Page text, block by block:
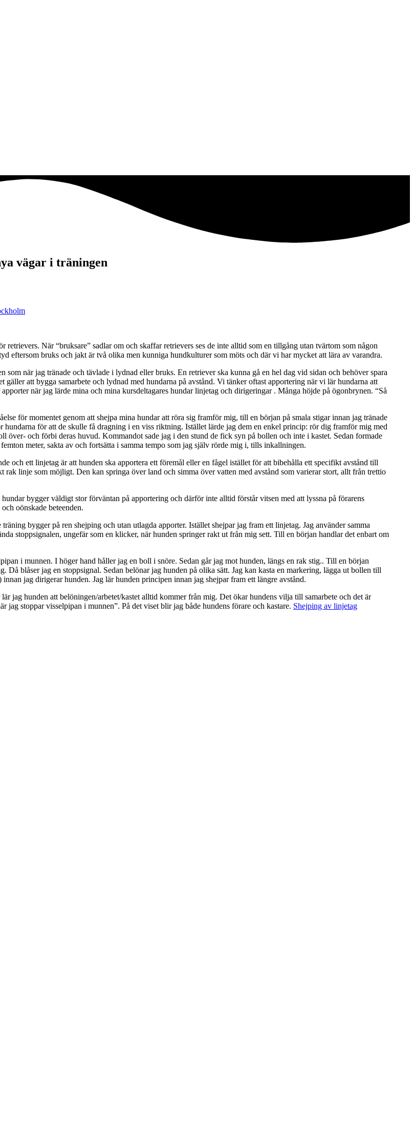
vägar i träningen
När “bruksare” sadlar om och skaffar retrievers ses de inte alltid som en tillgång utan tvärtom som någon
eftersom bruks och jakt är två olika men kunniga hundkulturer som möts och där vi har mycket att lära av varandra.
när jag tränade och tävlade i lydnad eller bruks. En retriever ska kunna gå en hel dag vid sidan och behöver spara
att bygga samarbete och lydnad med hundarna på avstånd. Vi tänker oftast apportering när vi lär hundarna att
när jag lärde mina och mina kursdeltagares hundar linjetag och dirigeringar . Många höjde på ögonbrynen. “Så
för momentet genom att shejpa mina hundar att röra sig framför mig, till en början på smala stigar innan jag tränade
för att de skulle få dragning i en viss riktning. Istället lärde jag dem en enkel princip: rör dig framför mig med
över- och förbi deras huvud. Kommandot sade jag i den stund de fick syn på bollen och inte i kastet. Sedan formade
meter, sakta av och fortsätta i samma tempo som jag själv rörde mig i, tills inkallningen.
och ett linjetag är att hunden ska apportera ett föremål eller en fågel istället för att bibehålla ett specifikt avstånd till
linje som möjligt. Den kan springa över land och simma över vatten med avstånd som varierar stort, allt från trettio
bygger väldigt stor förväntan på apportering och därför inte alltid förstår vitsen med att lyssna på förarens
oönskade beteenden.
bygger på ren shejping och utan utlagda apporter. Istället shejpar jag fram ett linjetag. Jag använder samma
stoppsignalen, ungefär som en klicker, när hunden springer rakt ut från mig sett. Till en början handlar det enbart om
i munnen. I höger hand håller jag en boll i snöre. Sedan går jag mot hunden, längs en rak stig.. Till en början
Då blåser jag en stoppsignal. Sedan belönar jag hunden på olika sätt. Jag kan kasta en markering, lägga ut bollen till
jag dirigerar hunden. Jag lär hunden principen innan jag shejpar fram ett längre avstånd.
jag hunden att belöningen/arbetet/kastet alltid kommer från mig. Det ökar hundens vilja till samarbete och det är
jag stoppar visselpipan i munnen”. På det viset blir jag både hundens förare och kastare. Shejping av linjetag